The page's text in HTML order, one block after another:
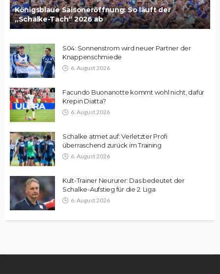
Königsblaue Saisoneröffnung: So läuft der
„Schalke-Tach“ 2026 ab
S04: Sonnenstrom wird neuer Partner der
Knappenschmiede
6. August 2026
Facundo Buonanotte kommt wohl nicht, dafür
Krepin Diatta?
6. August 2026
Schalke atmet auf: Verletzter Profi
überraschend zurück im Training
6. August 2026
Kult-Trainer Neururer: Das bedeutet der
Schalke-Aufstieg für die 2. Liga
6. August 2026